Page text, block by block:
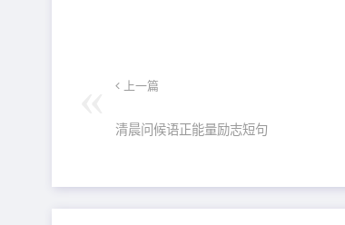
上一篇
清晨问候语正能量励志短句